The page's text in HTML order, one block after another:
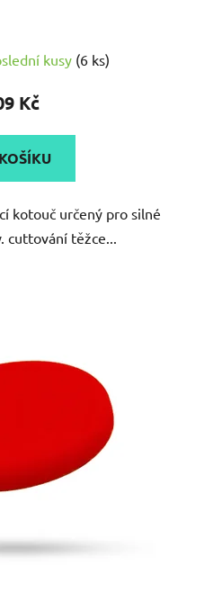
kusy (6 ks)
Kč
kotouč určený pro silné
těžce...